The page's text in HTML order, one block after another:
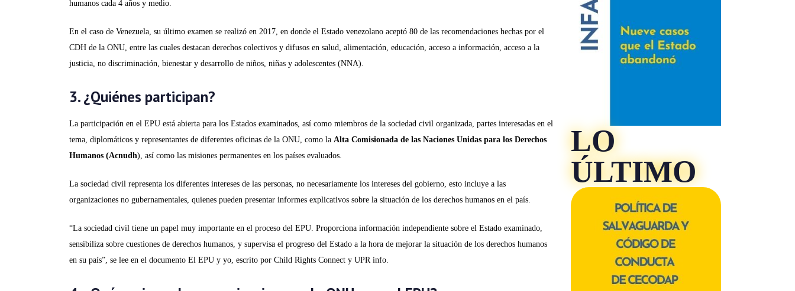
humanos cada 4 años y medio.
En el caso de Venezuela, su último examen se realizó en 2017, en donde el Estado venezolano aceptó 80 de las recomendaciones hechas por el
CDH de la ONU, entre las cuales destacan derechos colectivos y difusos en salud, alimentación, educación, acceso a información, acceso a la
justicia, no discriminación, bienestar y desarrollo de niños, niñas y adolescentes (NNA).
3. ¿Quiénes participan?
La participación en el EPU está abierta para los Estados examinados, así como miembros de la sociedad civil organizada, partes interesadas en el
tema, diplomáticos y representantes de diferentes oficinas de la ONU, como la Alta Comisionada de las Naciones Unidas para los Derechos
Humanos (Acnudh), así como las misiones permanentes en los países evaluados.
La sociedad civil representa los diferentes intereses de las personas, no necesariamente los intereses del gobierno, esto incluye a las
organizaciones no gubernamentales, quienes pueden presentar informes explicativos sobre la situación de los derechos humanos en el país.
“La sociedad civil tiene un papel muy importante en el proceso del EPU. Proporciona información independiente sobre el Estado examinado,
sensibiliza sobre cuestiones de derechos humanos, y supervisa el progreso del Estado a la hora de mejorar la situación de los derechos humanos
en su país”, se lee en el documento El EPU y yo, escrito por Child Rights Connect y UPR info.
LO
ÚLTIMO